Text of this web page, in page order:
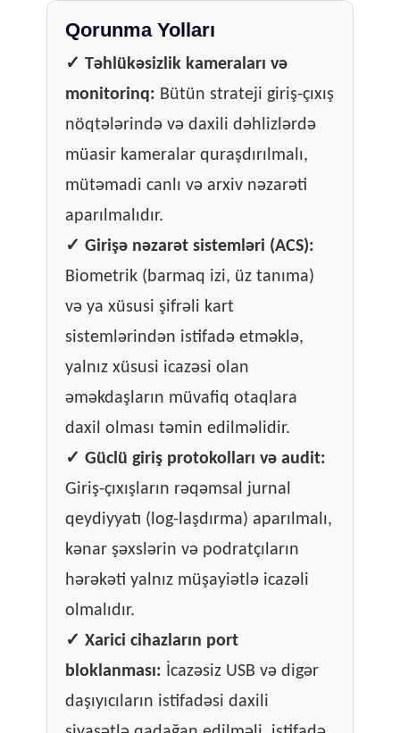
Qorunma Yolları
✓ Təhlükəsizlik kameraları və
monitorinq: Bütün strateji giriş-çıxış
nöqtələrində və daxili dəhlizlərdə
müasir kameralar quraşdırılmalı,
mütəmadi canlı və arxiv nəzarəti
aparılmalıdır.
✓ Girişə nəzarət sistemləri (ACS):
Biometrik (barmaq izi, üz tanıma)
və ya xüsusi şifrəli kart
sistemlərindən istifadə etməklə,
yalnız xüsusi icazəsi olan
əməkdaşların müvafiq otaqlara
daxil olması təmin edilməlidir.
✓ Güclü giriş protokolları və audit:
Giriş-çıxışların rəqəmsal jurnal
qeydiyyatı (log-laşdırma) aparılmalı,
kənar şəxslərin və podratçıların
hərəkəti yalnız müşayiətlə icazəli
olmalıdır.
✓ Xarici cihazların port
bloklanması: İcazəsiz USB və digər
daşıyıcıların istifadəsi daxili